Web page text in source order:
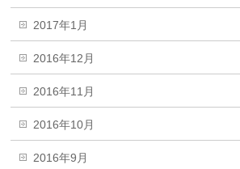
2017年1月
2016年12月
2016年11月
2016年10月
2016年9月